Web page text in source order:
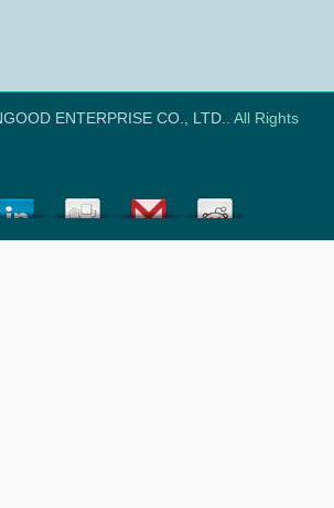
ENTERPRISE CO., LTD.. All Rights